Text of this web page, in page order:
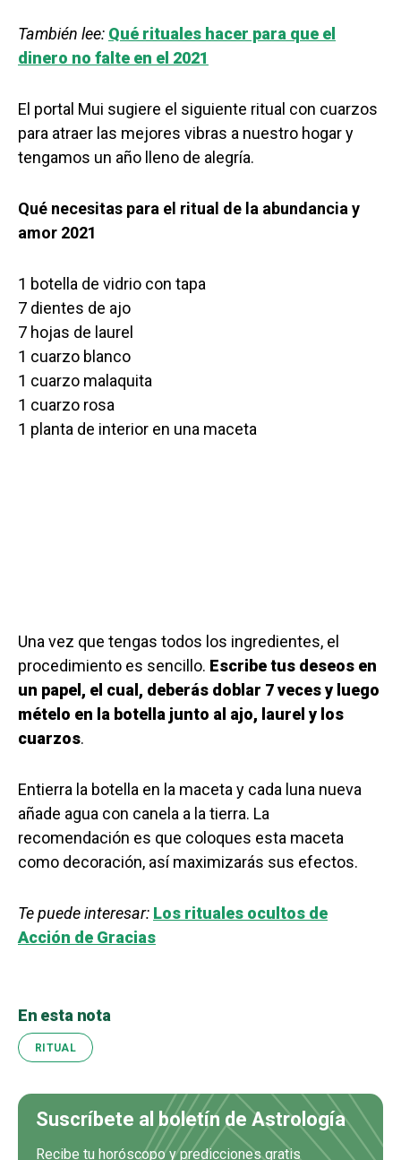
También lee: Qué rituales hacer para que el
dinero no falte en el 2021
El portal Mui sugiere el siguiente ritual con cuarzos
para atraer las mejores vibras a nuestro hogar y
tengamos un año lleno de alegría.
Qué necesitas para el ritual de la abundancia y
amor 2021
1 botella de vidrio con tapa
7 dientes de ajo
7 hojas de laurel
1 cuarzo blanco
1 cuarzo malaquita
1 cuarzo rosa
1 planta de interior en una maceta
Una vez que tengas todos los ingredientes, el
procedimiento es sencillo. Escribe tus deseos en
un papel, el cual, deberás doblar 7 veces y luego
mételo en la botella junto al ajo, laurel y los
cuarzos.
Entierra la botella en la maceta y cada luna nueva
añade agua con canela a la tierra. La
recomendación es que coloques esta maceta
como decoración, así maximizarás sus efectos.
Te puede interesar: Los rituales ocultos de
Acción de Gracias
En esta nota
RITUAL
Suscríbete al boletín de Astrología
Recibe tu horóscopo y predicciones gratis